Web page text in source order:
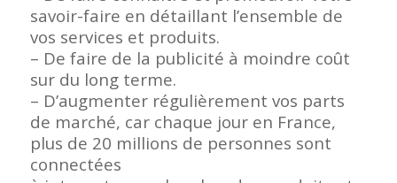
savoir-faire en détaillant l’ensemble de
vos services et produits.
– De faire de la publicité à moindre coût
sur du long terme.
– D’augmenter régulièrement vos parts
de marché, car chaque jour en France,
plus de 20 millions de personnes sont
connectées